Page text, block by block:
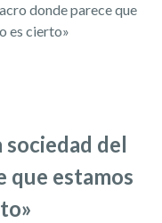
donde parece que
es cierto»
sociedad del
que estamos